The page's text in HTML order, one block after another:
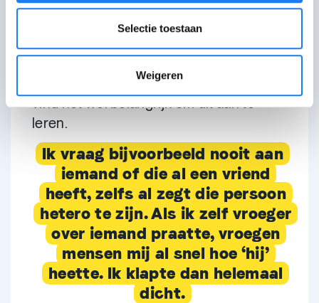
Selectie toestaan
Weigeren
Je wordt daardoor al snel in een hokje
geduwd. Mensen doen dat zeker niet
bewust zijn mocht ik hetero zijn, maar ik
vind het wel belangrijk om dit aan te
leren.
Ik vraag bijvoorbeeld nooit aan
iemand of die al een vriend
heeft, zelfs al zegt die persoon
hetero te zijn. Als ik zelf vroeger
over iemand praatte, vroegen
mensen mij al snel hoe ‘hij’
heette. Ik klapte dan helemaal
dicht.